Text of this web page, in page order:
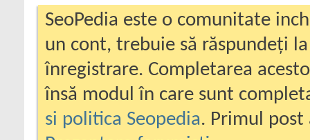
SeoPedia este o comunitate
un cont, trebuie să răspundeți
înregistrare. Completarea
însă modul în care sunt
si politica Seopedia. Primul